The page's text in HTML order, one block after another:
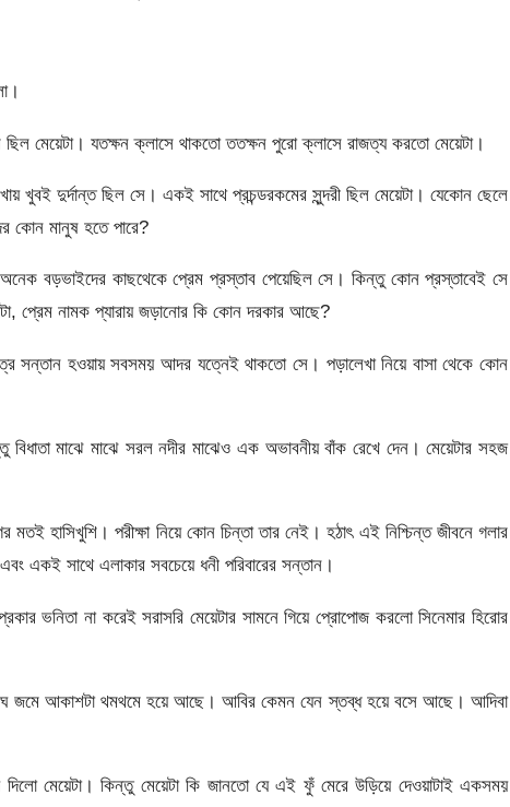
মেয়েটা। যতক্ষন ক্লাসে থাকতো ততক্ষন পুরো ক্লাসে রাজত্য করতো মেয়েটা।
খুবই দুর্দান্ত ছিল সে। একই সাথে প্রচন্ডরকমের সুন্দরী ছিল মেয়েটা। যেকোন ছেলে
কোন মানুষ হতে পারে?
বড়ভাইদের কাছথেকে প্রেম প্রস্তাব পেয়েছিল সে। কিন্তু কোন প্রস্তাবেই সে
প্রেম নামক প্যারায় জড়ানোর কি কোন দরকার আছে?
সন্তান হওয়ায় সবসময় আদর যত্নেই থাকতো সে। পড়ালেখা নিয়ে বাসা থেকে কোন
মাঝে মাঝে সরল নদীর মাঝেও এক অভাবনীয় বাঁক রেখে দেন। মেয়েটার সহজ
হাসিখুশি। পরীক্ষা নিয়ে কোন চিন্তা তার নেই। হঠাৎ এই নিশ্চিন্ত জীবনে গলার
একই সাথে এলাকার সবচেয়ে ধনী পরিবারের সন্তান।
ভনিতা না করেই সরাসরি মেয়েটার সামনে গিয়ে প্রোপোজ করলো সিনেমার হিরোর
জমে আকাশটা থমথমে হয়ে আছে। আবির কেমন যেন স্তব্ধ হয়ে বসে আছে। আদিবা
মেয়েটা। কিন্তু মেয়েটা কি জানতো যে এই ফুঁ মেরে উড়িয়ে দেওয়াটাই একসময়